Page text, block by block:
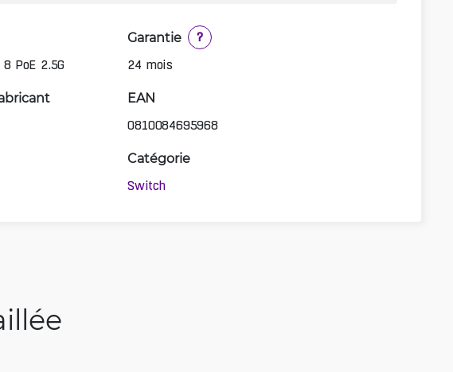
PoE 2.5G
Garantie
?
24 mois
EAN
0810084695968
Catégorie
Switch